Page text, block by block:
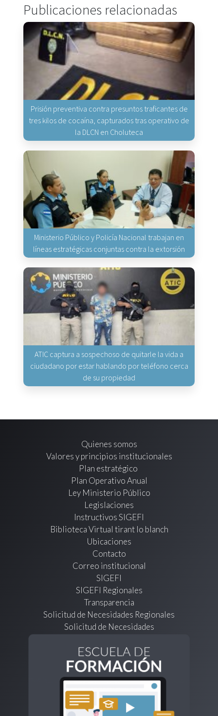
Publicaciones relacionadas
Prisión preventiva contra presuntos traficantes de
tres kilos de cocaína, capturados tras operativo de
la DLCN en Choluteca
Ministerio Público y Policía Nacional trabajan en
líneas estratégicas conjuntas contra la extorsión
ATIC captura a sospechoso de quitarle la vida a
ciudadano por estar hablando por teléfono cerca
de su propiedad
Quienes somos
Valores y principios institucionales
Plan estratégico
Plan Operativo Anual
Ley Ministerio Público
Legislaciones
Instructivos SIGEFI
Biblioteca Virtual tirant lo blanch
Ubicaciones
Contacto
Correo institucional
SIGEFI
SIGEFI Regionales
Transparencia
Solicitud de Necesidades Regionales
Solicitud de Necesidades